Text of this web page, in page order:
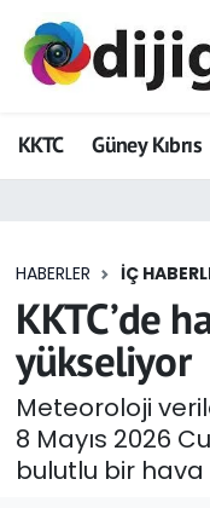
KKTC Güney Kıbrıs
HABERLER İÇ
KKTC’de
yükseliyor
Meteoroloji
8 Mayıs 2026
bulutlu bir
Dijigazete
Eğitim
Ekonomi
Foto Galeri
GEZİ
Hava
Trafik Durumu
Tüm
Son Dakika
Haber Arşivi